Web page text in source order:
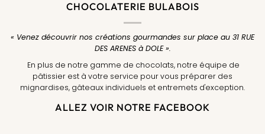
CHOCOLATERIE BULABOIS
« Venez découvrir nos créations gourmandes sur place au 31 RUE
DES ARENES à DOLE ».
En plus de notre gamme de chocolats, notre équipe de
pâtissier est à votre service pour vous préparer des
mignardises, gâteaux individuels et entremets d'exception.
ALLEZ VOIR NOTRE FACEBOOK